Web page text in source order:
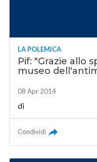
LA POLEMICA
Pif: "Grazie allo
museo
08 Apr 2014
di
Condividi